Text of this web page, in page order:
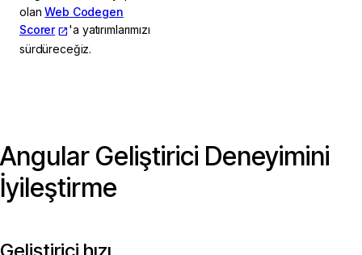
olanWeb Codegen
Scorer
'a yatırımlarımızı
sürdüreceğiz.
Angular Geliştirici Deneyimini
İyileştirme